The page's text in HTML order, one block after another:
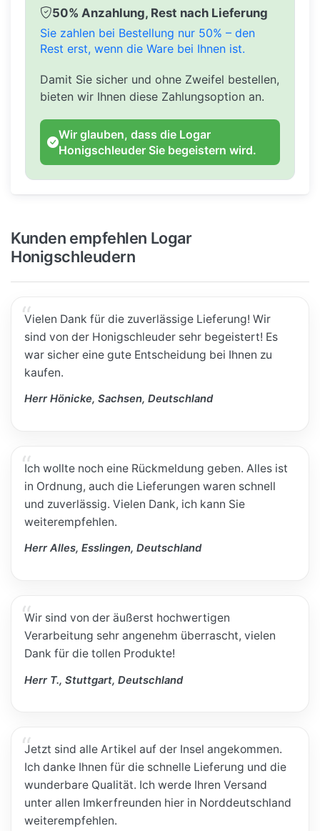
50% Anzahlung, Rest nach Lieferung
Sie zahlen bei Bestellung nur 50% – den
Rest erst, wenn die Ware bei Ihnen ist.
Damit Sie sicher und ohne Zweifel bestellen,
bieten wir Ihnen diese Zahlungsoption an.
Wir glauben, dass die Logar
Honigschleuder Sie begeistern wird.
Kunden empfehlen Logar
Honigschleudern
Vielen Dank für die zuverlässige Lieferung! Wir
sind von der Honigschleuder sehr begeistert! Es
war sicher eine gute Entscheidung bei Ihnen zu
kaufen.
Herr Hönicke, Sachsen, Deutschland
Ich wollte noch eine Rückmeldung geben. Alles ist
in Ordnung, auch die Lieferungen waren schnell
und zuverlässig. Vielen Dank, ich kann Sie
weiterempfehlen.
Herr Alles, Esslingen, Deutschland
Wir sind von der äußerst hochwertigen
Verarbeitung sehr angenehm überrascht, vielen
Dank für die tollen Produkte!
Herr T., Stuttgart, Deutschland
Jetzt sind alle Artikel auf der Insel angekommen.
Ich danke Ihnen für die schnelle Lieferung und die
wunderbare Qualität. Ich werde Ihren Versand
unter allen Imkerfreunden hier in Norddeutschland
weiterempfehlen.